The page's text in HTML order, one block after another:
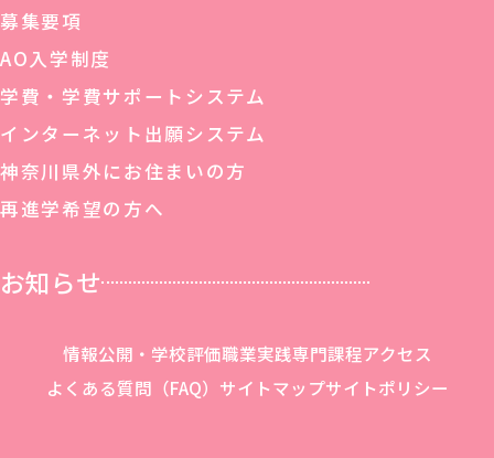
募集要項
AO入学制度
学費・学費サポートシステム
インターネット出願システム
神奈川県外にお住まいの方
再進学希望の方へ
お知らせ
情報公開・学校評価職業実践専門課程アクセス
よくある質問（FAQ） サイトマップサイトポリシー